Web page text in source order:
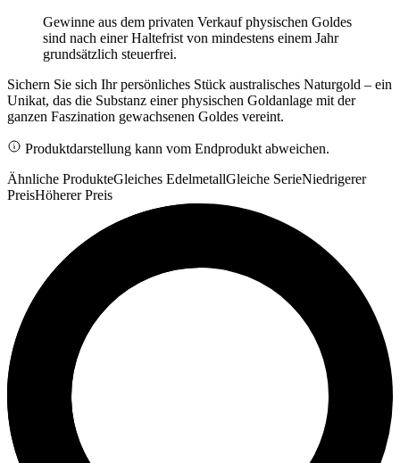
Gewinne aus dem privaten Verkauf physischen Goldes
sind nach einer Haltefrist von mindestens einem Jahr
grundsätzlich steuerfrei.
Sichern Sie sich Ihr persönliches Stück australisches Naturgold – ein
Unikat, das die Substanz einer physischen Goldanlage mit der
ganzen Faszination gewachsenen Goldes vereint.
Produktdarstellung kann vom Endprodukt abweichen.
Ähnliche ProdukteGleiches EdelmetallGleiche SerieNiedrigerer
PreisHöherer Preis